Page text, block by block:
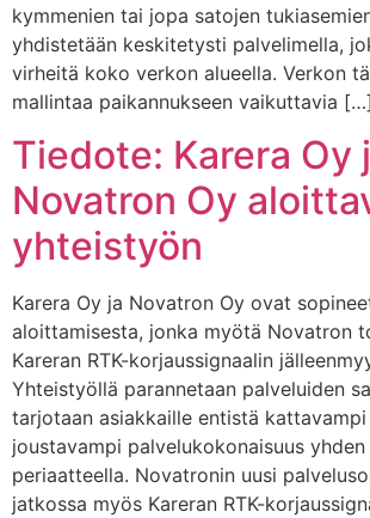
kymmenien tai jopa satojen
yhdistetään keskitetysti palvelimella,
virheitä koko verkon alueella. Verkon
mallintaa paikannukseen vaikuttavia […]
Tiedote: Karera Oy
Novatron Oy
yhteistyön
Karera Oy ja Novatron Oy ovat
aloittamisesta, jonka myötä Novatron
Kareran RTK-korjaussignaalin
Yhteistyöllä parannetaan palveluiden
tarjotaan asiakkaille entistä kattavampi
joustavampi palvelukokonaisuus yhden
periaatteella. Novatronin uusi
jatkossa myös Kareran RTK-